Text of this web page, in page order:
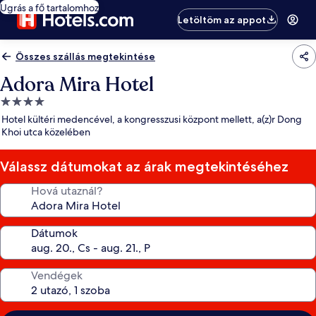
Ugrás a fő tartalomhoz
Letöltöm az appot
Összes szállás megtekintése
Adora Mira Hotel
4.0
csillagos
szálláshely
Hotel kültéri medencével, a kongresszusi központ mellett, a(z)r Dong
Khoi utca közelében
Válassz dátumokat az árak megtekintéséhez
Hová utaznál?
Dátumok
Vendégek